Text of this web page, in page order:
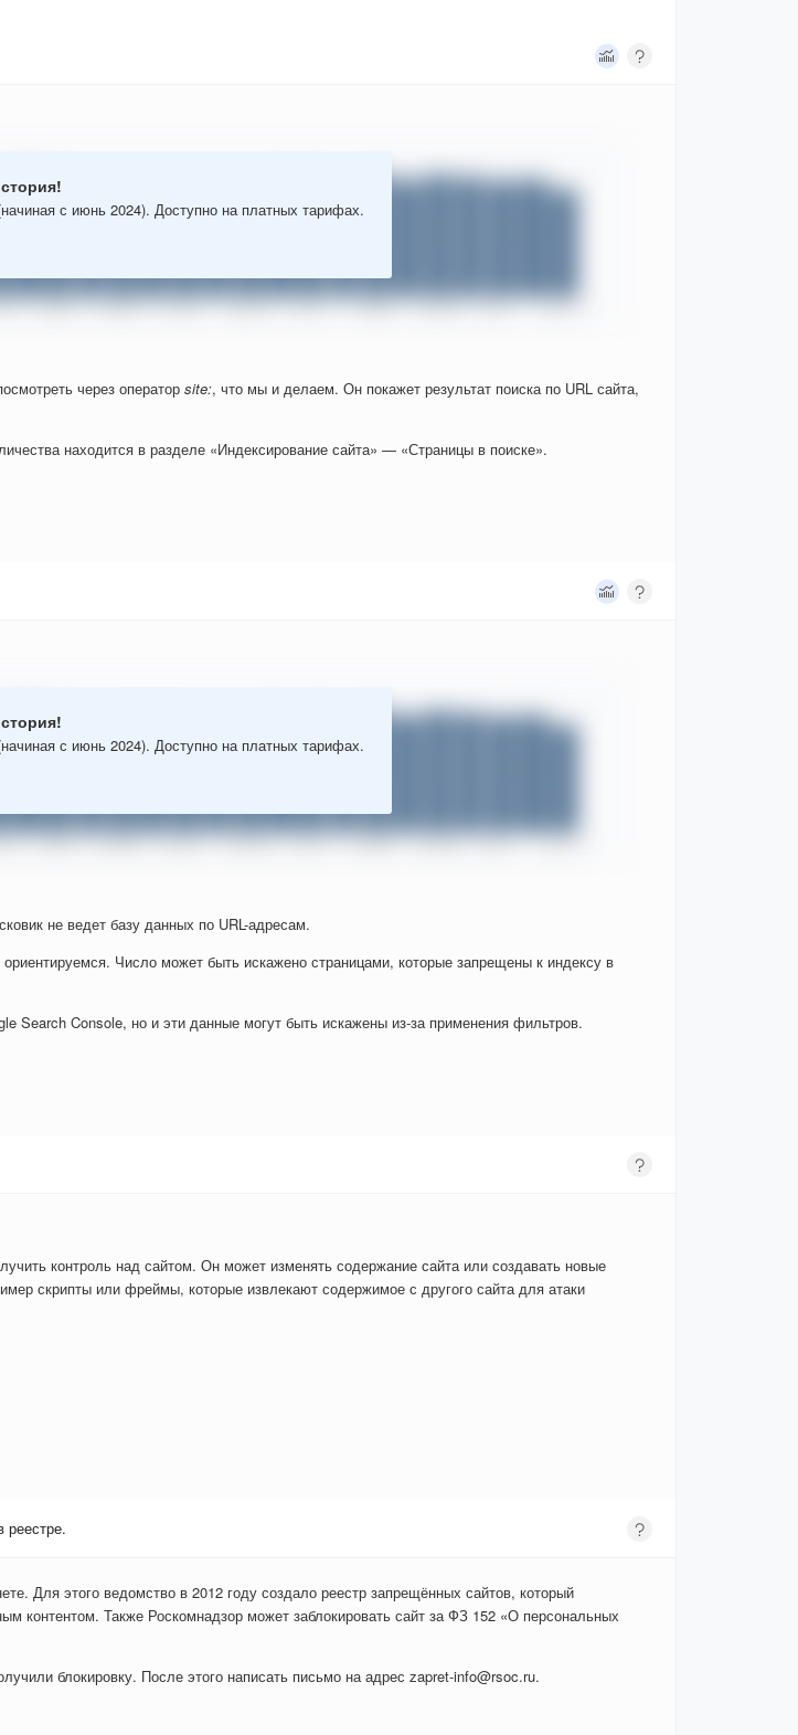
с июнь 2024). Доступно на платных тарифах.
через оператор site:, что мы и делаем. Он покажет результат поиска по URL сайта,
находится в разделе «Индексирование сайта» — «Страницы в поиске».
с июнь 2024). Доступно на платных тарифах.
не ведет базу данных по URL-адресам.
Число может быть искажено страницами, которые запрещены к индексу в
Search Console, но и эти данные могут быть искажены из-за применения фильтров.
контроль над сайтом. Он может изменять содержание сайта или создавать новые
скрипты или фреймы, которые извлекают содержимое с другого сайта для атаки
реестре.
Для этого ведомство в 2012 году создало реестр запрещённых сайтов, который
контентом. Также Роскомнадзор может заблокировать сайт за ФЗ 152 «О персональных
блокировку. После этого написать письмо на адрес zapret-info@rsoc.ru.